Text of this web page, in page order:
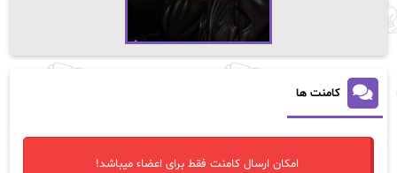
کامنت ها
امکان ارسال کامنت فقط برای اعضاء میباشد!